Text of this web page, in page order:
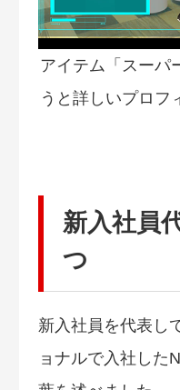
アイテム「スーパ
うと詳しいプロフ
新入社員
つ
新入社員を代表し
ョナルで入社した